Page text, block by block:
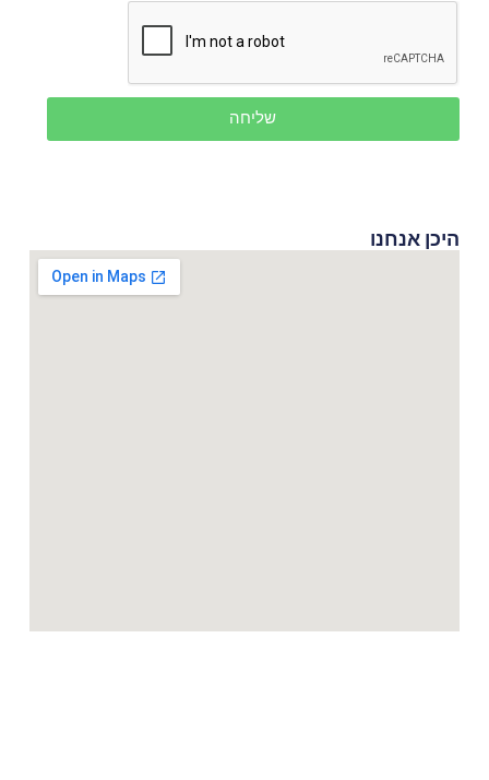
שליחה
היכן אנחנו